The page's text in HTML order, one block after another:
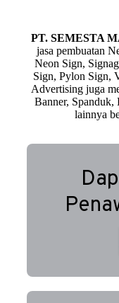
PT. SEMESTA
jasa pembuatan
Neon Sign,
Sign, Pylon Sign,
Advertising juga
Banner,
lainnya